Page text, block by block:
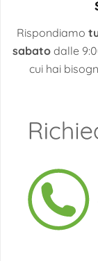
Rispondiamo
sabatodalle
cui hai